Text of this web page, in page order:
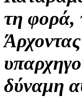
τη φορά,
δύναμη